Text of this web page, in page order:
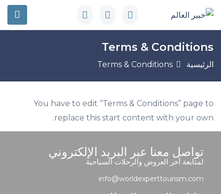
Terms & Conditions
الرئيسية Terms & Conditions
You have to edit “Terms & Conditions” page to
replace this start content with your own.
تواصل معنا عبر البريد الإلكتروني
لمتابعة آخر العروض والرحلات السياحية
info@worldexperttourism.com